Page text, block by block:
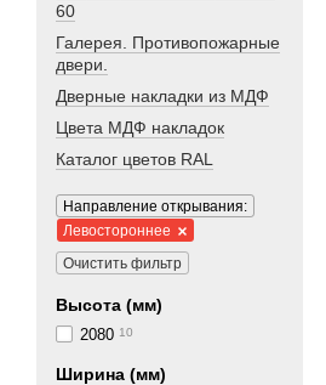
60
Галерея. Противопожарные
двери.
Дверные накладки из МДФ
Цвета МДФ накладок
Каталог цветов RAL
Направление открывания:
Левостороннее
Очистить фильтр
Высота (мм)
2080 10
Ширина (мм)